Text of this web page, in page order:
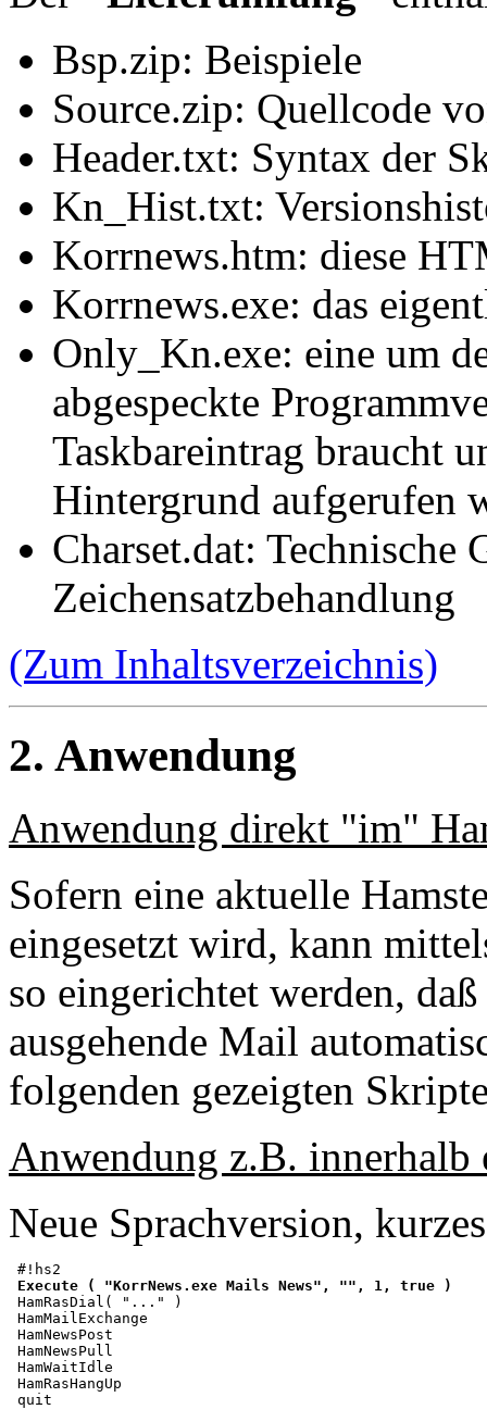
Bsp.zip: Beispiele
Source.zip: Quellcode
Header.txt: Syntax der
Kn_Hist.txt:
Korrnews.htm: diese
Korrnews.exe: das
Only_Kn.exe: eine um
abgespeckte
Taskbareintrag braucht
Hintergrund aufgerufen
Charset.dat:
Zeichensatzbehandlung
(Zum Inhaltsverzeichnis)
2. Anwendung
Anwendung direkt "im"
Sofern eine aktuelle
eingesetzt wird, kann
so eingerichtet werden,
ausgehende Mail
folgenden gezeigten
Anwendung z.B. innerhalb
Neue Sprachversion,
#!hs2
Execute ( "KorrNews.exe Mails News", "", 1, true )
HamRasDial( "..." )
HamMailExchange
HamNewsPost
HamNewsPull
HamWaitIdle
HamRasHangUp